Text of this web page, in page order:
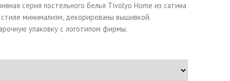
серия постельного белья Tivolyo Home из сатина
минимализм, декорированы вышивкой.
упаковку с логотипом фирмы.